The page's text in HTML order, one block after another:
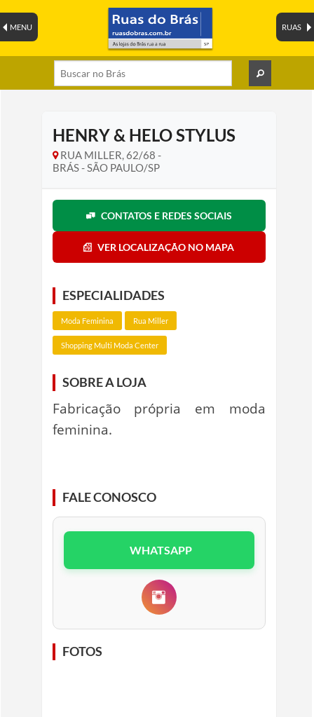
RUAS
MENU
HENRY & HELO STYLUS
RUA MILLER, 62/68 -
BRÁS - SÃO PAULO/SP
CONTATOS E REDES SOCIAIS
VER LOCALIZAÇÃO NO MAPA
ESPECIALIDADES
Moda Feminina Rua Miller
Shopping Multi Moda Center
SOBRE A LOJA
Fabricação própria em moda
feminina.
FALE CONOSCO
WHATSAPP
FOTOS